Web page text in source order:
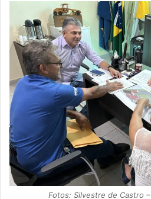
Fotos: Silvestre de Castro